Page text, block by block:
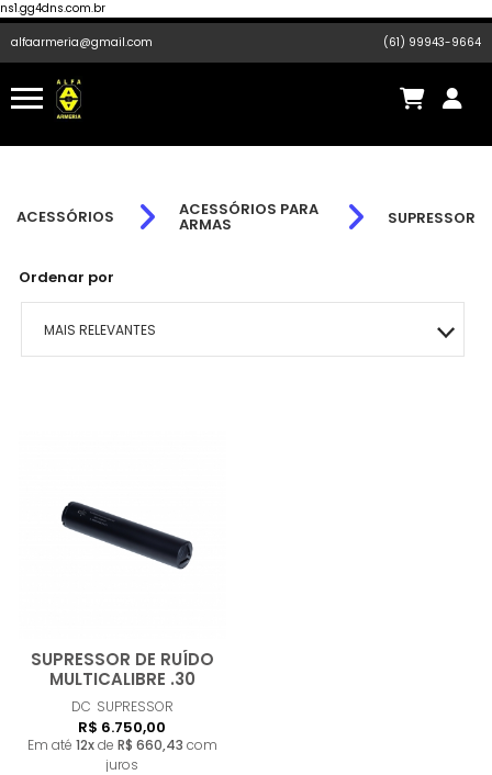
ns1.gg4dns.com.br
alfaarmeria@gmail.com (61) 99943-9664
ACESSÓRIOS ACESSÓRIOS PARA
ARMAS SUPRESSOR
Ordenar por
MAIS RELEVANTES
MAIOR PREÇO
SUPRESSOR DE RUÍDO
MULTICALIBRE .30
DC SUPRESSOR
R$ 6.750,00
Em até 12xde R$ 660,43 com
juros
Comprar